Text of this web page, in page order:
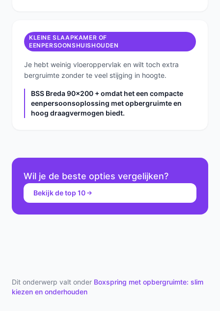
KLEINE SLAAPKAMER OF
EENPERSOONSHUISHOUDEN
Je hebt weinig vloeroppervlak en wilt toch extra
bergruimte zonder te veel stijging in hoogte.
BSS Breda 90x200 + omdat het een compacte
eenpersoonsoplossing met opbergruimte en
hoog draagvermogen biedt.
Wil je de beste opties vergelijken?
Bekijk de top 10
Dit onderwerp valt onder Boxspring met opbergruimte: slim
kiezen en onderhouden